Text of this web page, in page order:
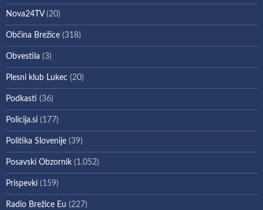
Nova24TV(20)
Občina Brežice (318)
Obvestila (3)
Plesni klub Lukec (20)
Podkasti (36)
Policija.si (177)
Politika Slovenije (39)
Posavski Obzornik (1.052)
Prispevki (159)
Radio Brežice Eu (227)